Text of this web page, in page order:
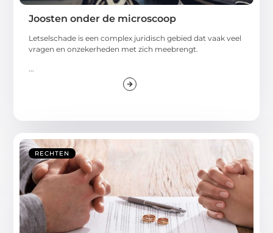
Joosten onder de microscoop
Letselschade is een complex juridisch gebied dat vaak veel
vragen en onzekerheden met zich meebrengt.
...
RECHTEN